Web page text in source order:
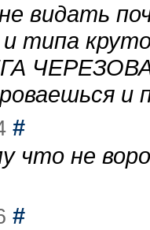
видать
типа
#
что не
#